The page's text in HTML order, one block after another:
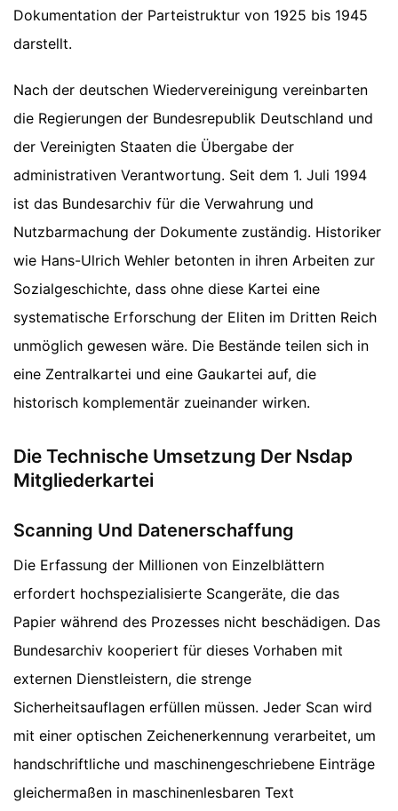
Dokumentation der Parteistruktur von 1925 bis 1945
darstellt.
Nach der deutschen Wiedervereinigung vereinbarten
die Regierungen der Bundesrepublik Deutschland und
der Vereinigten Staaten die Übergabe der
administrativen Verantwortung. Seit dem 1. Juli 1994
ist das Bundesarchiv für die Verwahrung und
Nutzbarmachung der Dokumente zuständig. Historiker
wie Hans-Ulrich Wehler betonten in ihren Arbeiten zur
Sozialgeschichte, dass ohne diese Kartei eine
systematische Erforschung der Eliten im Dritten Reich
unmöglich gewesen wäre. Die Bestände teilen sich in
eine Zentralkartei und eine Gaukartei auf, die
historisch komplementär zueinander wirken.
Die Technische Umsetzung Der Nsdap
Mitgliederkartei
Scanning Und Datenerschaffung
Die Erfassung der Millionen von Einzelblättern
erfordert hochspezialisierte Scangeräte, die das
Papier während des Prozesses nicht beschädigen. Das
Bundesarchiv kooperiert für dieses Vorhaben mit
externen Dienstleistern, die strenge
Sicherheitsauflagen erfüllen müssen. Jeder Scan wird
mit einer optischen Zeichenerkennung verarbeitet, um
handschriftliche und maschinengeschriebene Einträge
gleichermaßen in maschinenlesbaren Text